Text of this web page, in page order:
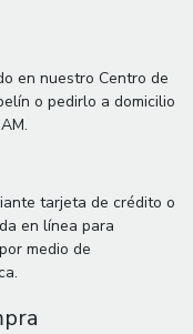
en nuestro Centro de
o pedirlo a domicilio
tarjeta de crédito o
en línea para
medio de